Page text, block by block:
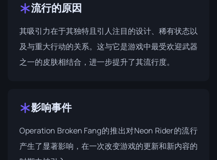
流行的原因
其吸引力在于其独特且引人注目的设计、稀有状态以
及与重大行动的关系。这与它是游戏中最受欢迎武器
之一的皮肤相结合，进一步提升了其流行度。
影响事件
Operation Broken Fang的推出对Neon Rider的流行
产生了显著影响，在一次改变游戏的更新和新内容的